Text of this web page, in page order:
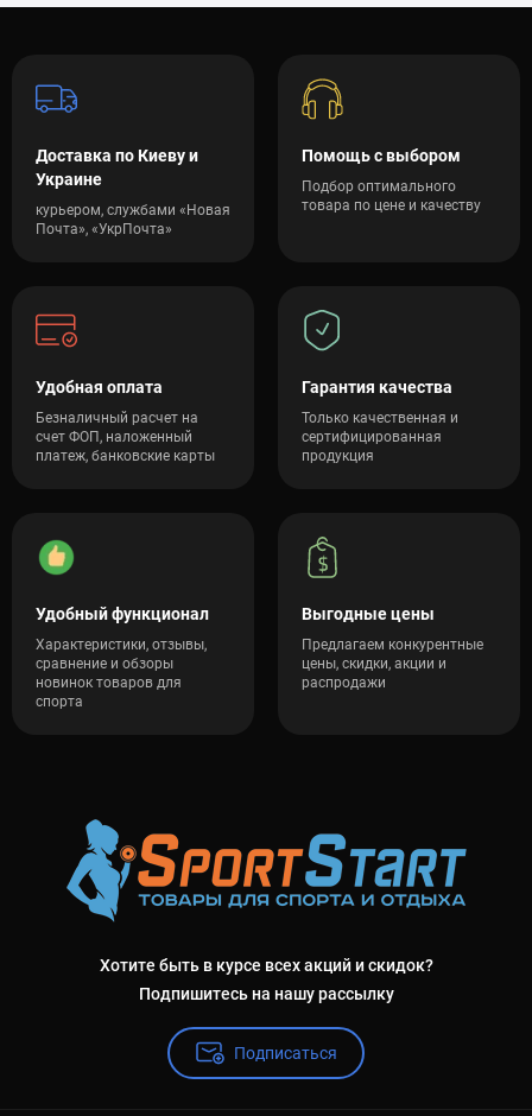
Доставка по Киеву и
Украине
курьером, службами «Новая
Почта», «УкрПочта»
Помощь с выбором
Подбор оптимального
товара по цене и качеству
Удобная оплата
Безналичный расчет на
счет ФОП, наложенный
платеж, банковские карты
Гарантия качества
Только качественная и
сертифицированная
продукция
Удобный функционал
Характеристики, отзывы,
сравнение и обзоры
новинок товаров для
спорта
Выгодные цены
Предлагаем конкурентные
цены, скидки, акции и
распродажи
Хотите быть в курсе всех акций и скидок?
Подпишитесь на нашу рассылку
Подписаться